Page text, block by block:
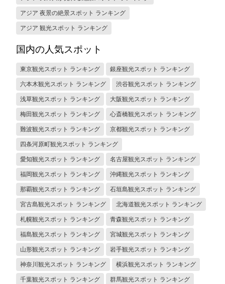
アジア 夜景の絶景スポット ランキング
アジア 観光スポット ランキング
国内の人気スポット
東京観光スポット ランキング 銀座観光スポット ランキング
六本木観光スポット ランキング 渋谷観光スポット ランキング
浅草観光スポット ランキング 大阪観光スポット ランキング
梅田観光スポット ランキング 心斎橋観光スポット ランキング
難波観光スポット ランキング 京都観光スポット ランキング
四条河原町観光スポット ランキング
愛知観光スポット ランキング 名古屋観光スポット ランキング
福岡観光スポット ランキング 沖縄観光スポット ランキング
那覇観光スポット ランキング 石垣島観光スポット ランキング
宮古島観光スポット ランキング 北海道観光スポット ランキング
札幌観光スポット ランキング 青森観光スポット ランキング
福島観光スポット ランキング 宮城観光スポット ランキング
山形観光スポット ランキング 岩手観光スポット ランキング
神奈川観光スポット ランキング 横浜観光スポット ランキング
千葉観光スポット ランキング 群馬観光スポット ランキング